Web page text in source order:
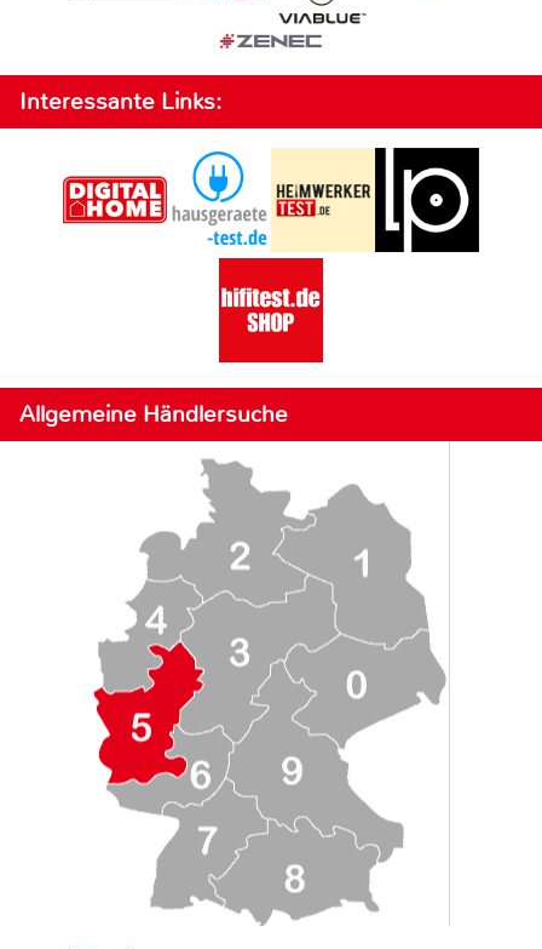
Interessante Links:
Allgemeine Händlersuche